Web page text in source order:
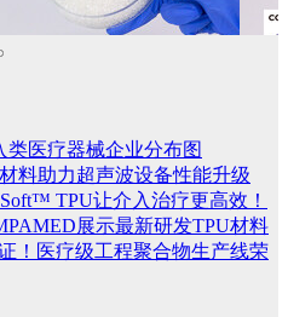
类医疗器械企业分布图
料助力超声波设备性能升级
TPU让介入治疗更高效！
展示最新研发TPU材料
！医疗级工程聚合物生产线荣